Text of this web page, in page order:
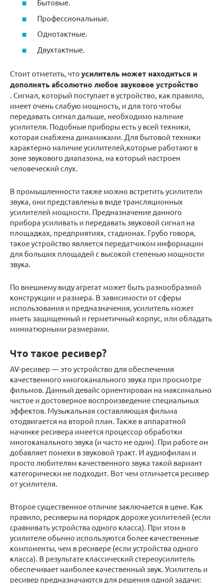
Бытовые.
Профессиональные.
Однотактные.
Двухтактные.
Стоит отметить, что усилитель может находиться и
дополнять абсолютно любое звуковое устройство
. Сигнал, который поступает в устройство, как правило,
имеет очень слабую мощность, и для того чтобы
передавать сигнал дальше, необходимо наличие
усилителя. Подобные приборы есть у всей техники,
которая снабжена динамиками. Для бытовой техники
характерно наличие усилителей,которые работают в
зоне звукового диапазона, на который настроен
человеческий слух.
В промышленности также можно встретить усилители
звука, они представлены в виде трансляционных
усилителей мощности. Предназначение данного
прибора усиливать и передавать звуковой сигнал на
площадках, предприятиях, стадионах. Грубо говоря,
такое устройство является передатчиком информации
для больших площадей с высокой степенью мощности
звука.
По внешнему виду агрегат может быть разнообразной
конструкции и размера. В зависимости от сферы
использования и предназначения, усилитель может
иметь защищенный и герметичный корпус, или обладать
миниатюрными размерами.
Что такое ресивер?
AV-ресивер — это устройство для обеспечения
качественного многоканального звука при просмотре
фильмов. Данный девайс ориентирован на максимально
чистое и достоверное воспроизведение специальных
эффектов. Музыкальная составляющая фильма
отодвигается на второй план. Также в аппаратной
начинке ресивера имеется процессор обработки
многоканального звука (и часто не один). При работе он
добавляет помехи в звуковой тракт. И аудиофилам и
просто любителям качественного звука такой вариант
категорически не подходит. Вот чем отличается ресивер
от усилителя.
Второе существенное отличие заключается в цене. Как
правило, ресиверы на порядок дороже усилителей (если
сравнивать устройства одного класса). При этом в
усилителе обычно используются более качественные
компоненты, чем в ресивере (если устройства одного
класса). В результате классический стереоусилитель
обеспечивает наиболее качественный звук. Усилитель и
ресивер предназначаются для решения одной задачи: